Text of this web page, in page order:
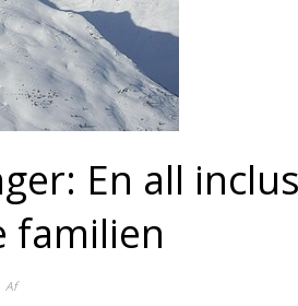
En all
familien
Af